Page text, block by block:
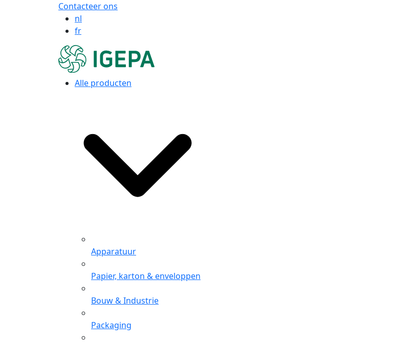
Contacteer ons
nl
fr
Alle producten
Apparatuur
Papier, karton & enveloppen
Bouw & Industrie
Packaging